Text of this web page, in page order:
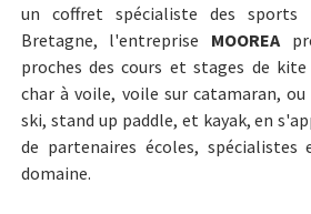
un coffret spécialiste des sports
Bretagne, l'entreprise MOOREA
proches des cours et stages de
char à voile, voile sur catamaran,
ski, stand up paddle, et kayak, en
de partenaires écoles, spécialistes
domaine.